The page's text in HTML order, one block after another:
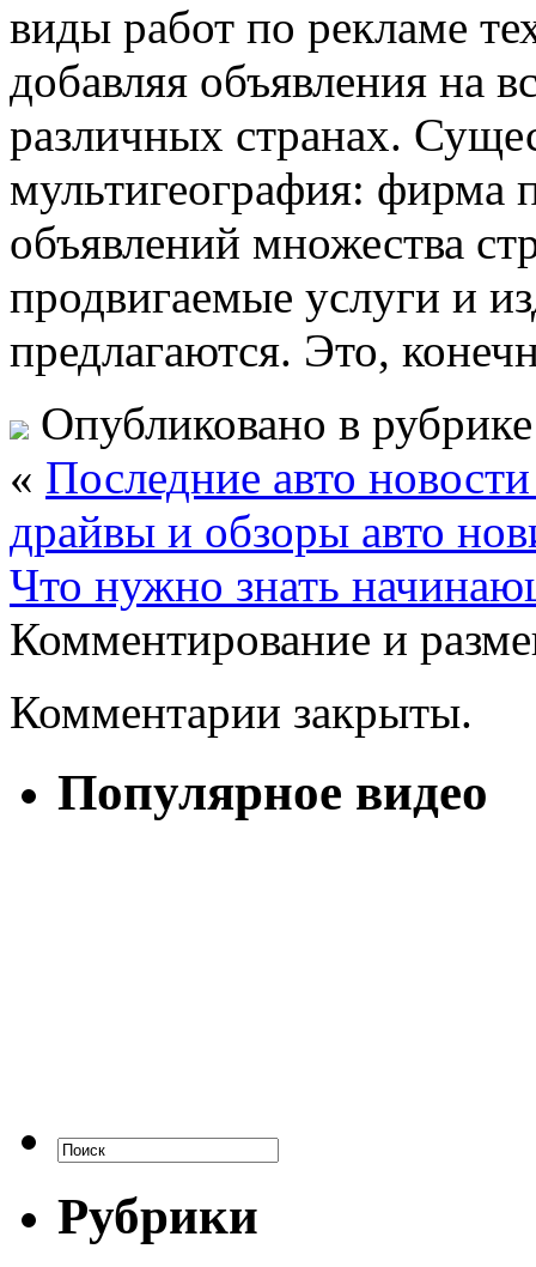
виды работ по рекламе
добавляя объявления на
различных странах.
мультигеография: фирма
объявлений множества
продвигаемые услуги и
предлагаются. Это,
Опубликовано в
« Последние авто
драйвы и обзоры авто
Что нужно знать
Комментирование и
Комментарии закрыты.
Популярное видео
Рубрики